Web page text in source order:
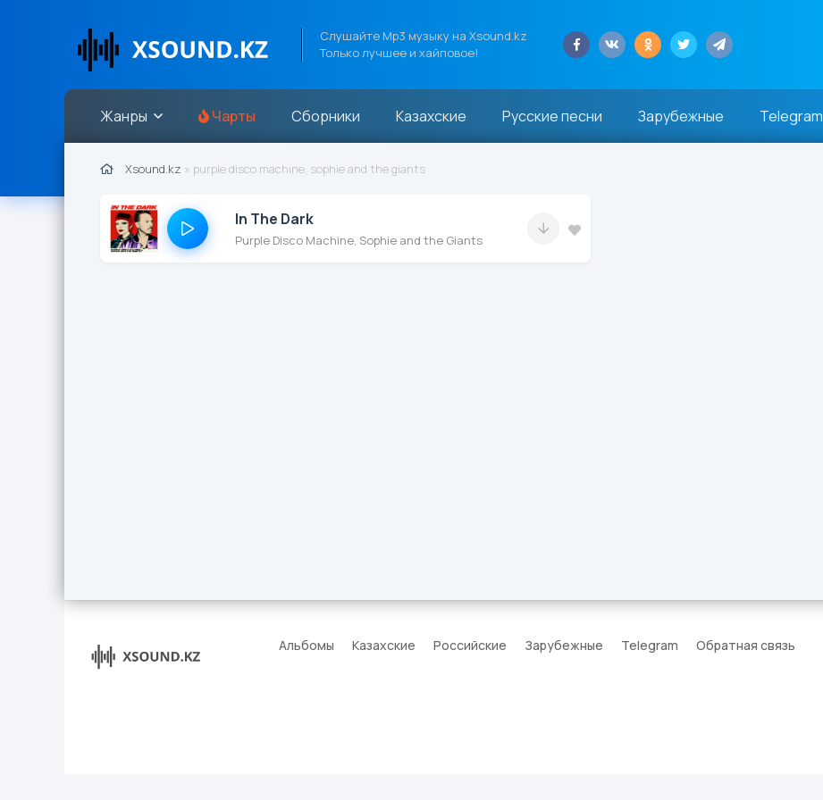
Слушайте Mp3 музыку на Xsound.kz
Только лучшее и хайповое!
Жанры Чарты Сборники Казахские Русские песни Зарубежные Telegram
Xsound.kz » purple disco machine, sophie and the giants
In The Dark
Purple Disco Machine, Sophie and the Giants
Альбомы Казахские Российские Зарубежные Telegram Обратная связь